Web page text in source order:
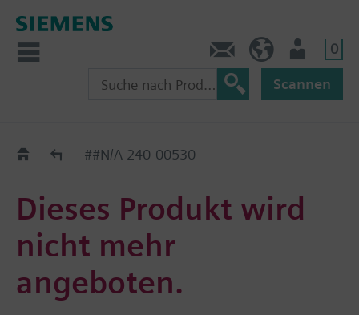
0
Scannen
Old2New##N/A 240-00530
Dieses Produkt wird
nicht mehr
angeboten.